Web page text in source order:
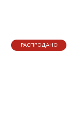
РАСПРОДАНО